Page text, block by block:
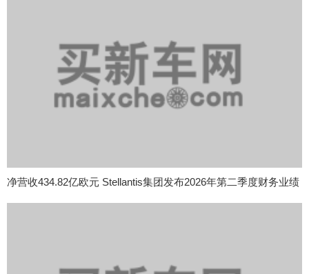
净营收434.82亿欧元 Stellantis集团发布2026年第二季度财务业绩